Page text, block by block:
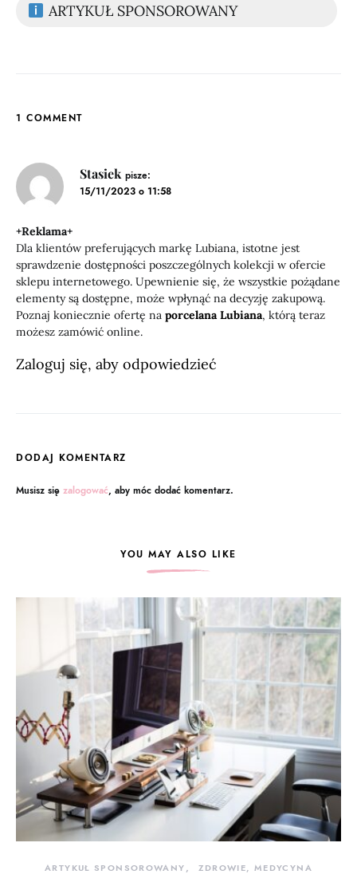
ARTYKUŁ SPONSOROWANY
1 COMMENT
Stasiek pisze:
15/11/2023 o 11:58
+Reklama+
Dla klientów preferujących markę Lubiana, istotne jest
sprawdzenie dostępności poszczególnych kolekcji w ofercie
sklepu internetowego. Upewnienie się, że wszystkie pożądane
elementy są dostępne, może wpłynąć na decyzję zakupową.
Poznaj koniecznie ofertę na porcelana Lubiana, którą teraz
możesz zamówić online.
Zaloguj się, aby odpowiedzieć
DODAJ KOMENTARZ
Musisz się zalogować, aby móc dodać komentarz.
YOU MAY ALSO LIKE
ARTYKUŁ SPONSOROWANY ZDROWIE, MEDYCYNA